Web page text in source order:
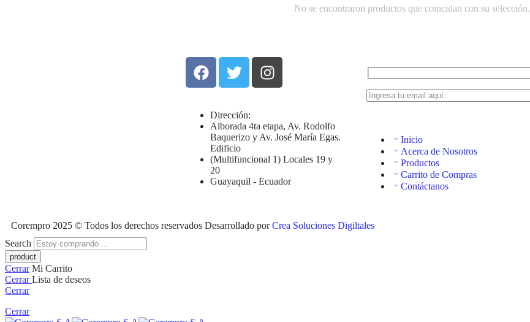
No se encontraron productos que coincidan con su selección.
Dirección:
Alborada 4ta etapa, Av. Rodolfo
Baquerizo y Av. José María Egas.
Edificio
(Multifuncional 1) Locales 19 y
20
Guayaquil - Ecuador
Inicio
Acerca de Nosotros
Productos
Carrito de Compras
Contáctanos
Corempro 2025 © Todos los derechos reservados Desarrollado porCrea Soluciones Digiltales
Search
Cerrar Mi Carrito
CerrarLista de deseos
Cerrar
Cerrar